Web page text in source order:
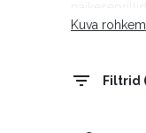
Tommy
Kuva rohkem
Filtrid